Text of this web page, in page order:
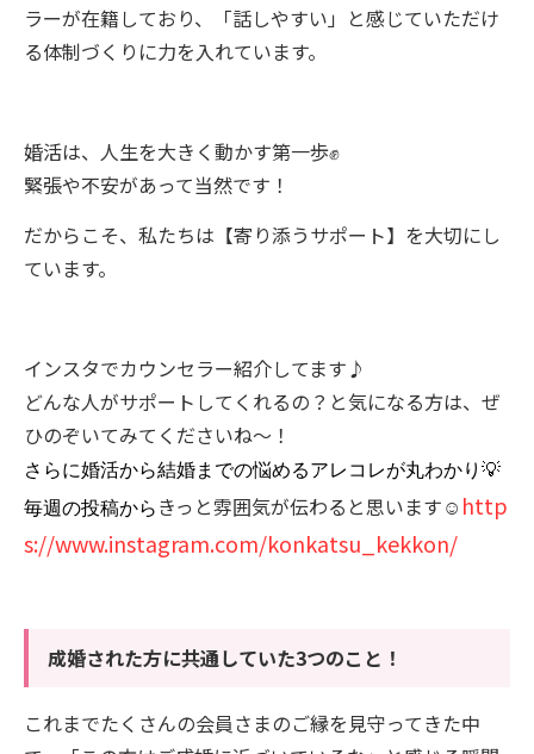
ラーが在籍しており、「話しやすい」と感じていただけ
る体制づくりに力を入れています。
婚活は、人生を大きく動かす第一歩✊
緊張や不安があって当然です！
だからこそ、私たちは【寄り添うサポート】を大切にし
ています。
インスタでカウンセラー紹介してます♪
どんな人がサポートしてくれるの？と気になる方は、ぜ
ひのぞいてみてくださいね〜！
さらに婚活から結婚までの悩めるアレコレが丸わかり💡
毎週の投稿から きっと雰囲気が伝わると思います☺️ http
s://www.instagram.com/konkatsu_kekkon/
成婚された方に共通していた3つのこと！
これまでたくさんの会員さまのご縁を見守ってきた中